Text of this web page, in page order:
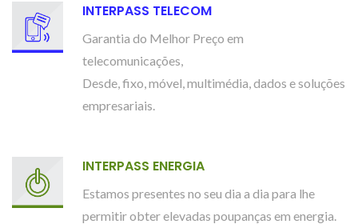
INTERPASS TELECOM
Garantia do Melhor Preço em
telecomunicações,
Desde, fixo, móvel, multimédia, dados e soluções
empresariais.
INTERPASS ENERGIA
Estamos presentes no seu dia a dia para lhe
permitir obter elevadas poupanças em energia.